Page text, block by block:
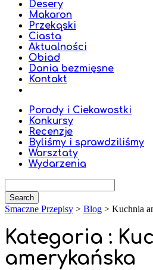
Desery
Makaron
Przekąski
Ciasta
Aktualności
Obiad
Dania bezmięsne
Kontakt
Porady i Ciekawostki
Konkursy
Recenzje
Byliśmy i sprawdziliśmy
Warsztaty
Wydarzenia
Smaczne Przepisy > Blog > Kuchnia
Kategoria :
amerykańska